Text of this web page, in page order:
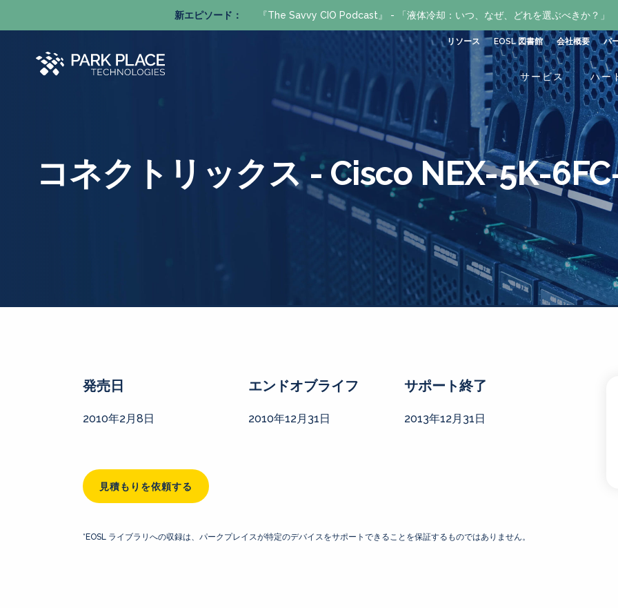
新エピソード： 『The Savvy CIO Podcast』 - 「液体冷却：いつ、なぜ、どれを選ぶべきか？」
リソース EOSL 図書館 会社概要 パ
サービス ハー
コネクトリックス - Cisco NEX-5K-
発売日
2010年2月8日
エンドオブライフ
2010年12月31日
サポート終了
2013年12月31日
見積もりを依頼する
*EOSL ライブラリへの収録は、パークプレイスが特定のデバイスをサポートできることを保証するものではありません。